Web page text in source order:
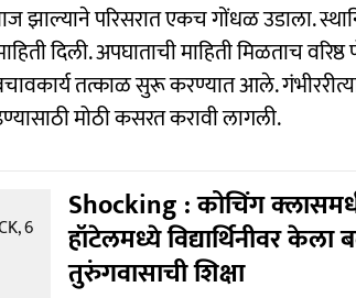
झाल्याने परिसरात एकच गोंधळ उडाला.
दिली. अपघाताची माहिती मिळताच
तत्काळ सुरू करण्यात आले.
मोठी कसरत करावी लागली.
Shocking : कोचिंग
हॉटेलमध्ये विद्यार्थिनीवर
तुरुंगवासाची शिक्षा